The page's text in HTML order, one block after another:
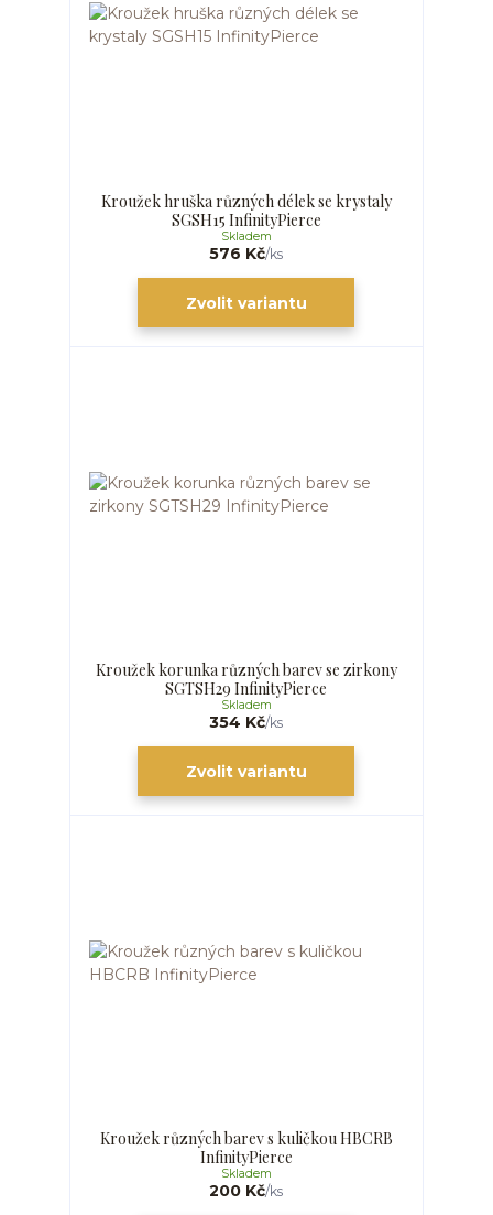
Kroužek hruška různých délek se krystaly
SGSH15 InfinityPierce
576 Kč/ks
Skladem
Zvolit variantu
Kroužek korunka různých barev se zirkony
SGTSH29 InfinityPierce
354 Kč/ks
Skladem
Zvolit variantu
Kroužek různých barev s kuličkou HBCRB
InfinityPierce
200 Kč/ks
Skladem